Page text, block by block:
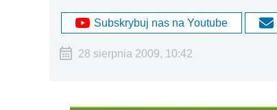
Subskrybuj nas na Youtube
28 sierpnia 2009, 10:42